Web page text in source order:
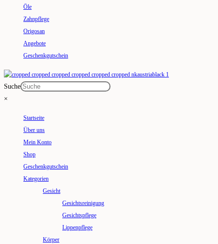
Öle
Zahnpflege
Origosan
Angebote
Geschenkgutschein
Suche
×
Startseite
Über uns
Mein Konto
Shop
Geschenkgutschein
Kategorien
Gesicht
Gesichtsreinigung
Gesichtspflege
Lippenpflege
Körper